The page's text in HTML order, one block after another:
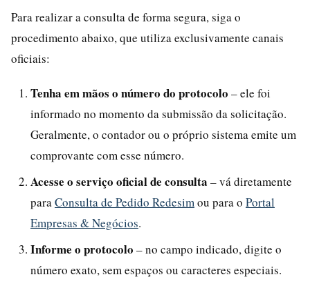
Para realizar a consulta de forma segura, siga o
procedimento abaixo, que utiliza exclusivamente canais
oficiais:
Tenha em mãos o número do protocolo – ele foi
informado no momento da submissão da solicitação.
Geralmente, o contador ou o próprio sistema emite um
comprovante com esse número.
Acesse o serviço oficial de consulta – vá diretamente
para Consulta de Pedido Redesim ou para o Portal
Empresas & Negócios.
Informe o protocolo – no campo indicado, digite o
número exato, sem espaços ou caracteres especiais.